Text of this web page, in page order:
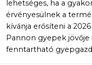
lehetséges, ha a
érvényesülnek a
kívánja erősíteni a
Pannon gyepek jövője
fenntartható